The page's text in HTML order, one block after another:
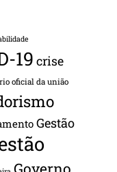
19 crise
oficial da união
Gestão